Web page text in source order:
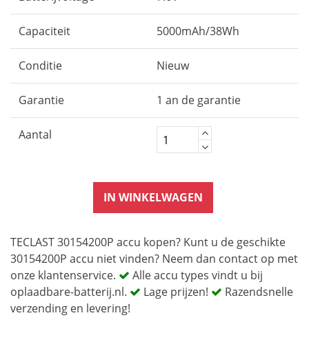
Capaciteit 5000mAh/38Wh
Conditie Nieuw
Garantie 1 an de garantie
Aantal
IN WINKELWAGEN
TECLAST 30154200P accu kopen? Kunt u de geschikte
30154200P accu niet vinden? Neem dan contact op met
onze klantenservice.
Alle accu types vindt u bij
oplaadbare-batterij.nl.
Lage prijzen!
Razendsnelle
verzending en levering!